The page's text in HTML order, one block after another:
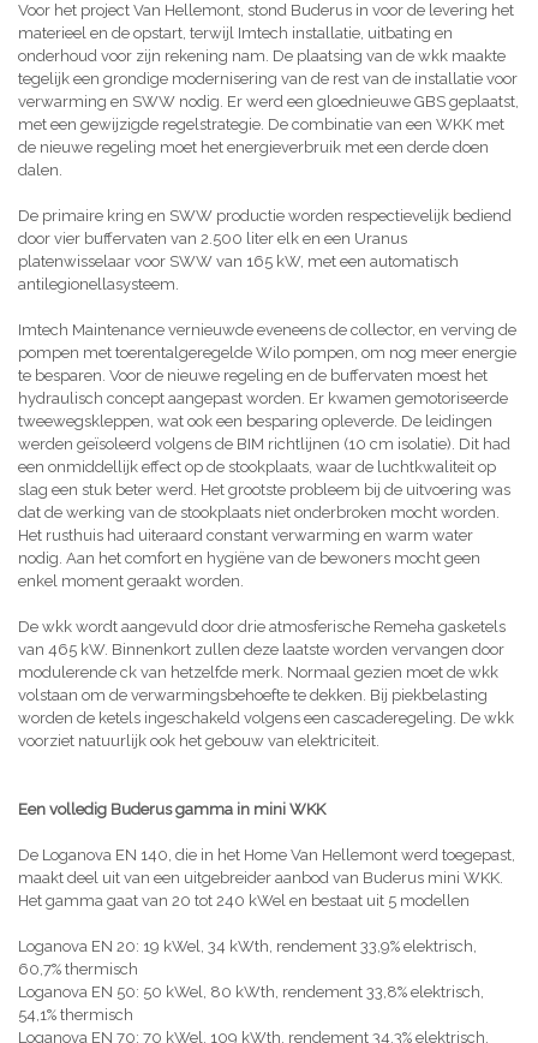
Voor het project Van Hellemont, stond Buderus in voor de levering het
materieel en de opstart, terwijl Imtech installatie, uitbating en
onderhoud voor zijn rekening nam. De plaatsing van de wkk maakte
tegelijk een grondige modernisering van de rest van de installatie voor
verwarming en SWW nodig. Er werd een gloednieuwe GBS geplaatst,
met een gewijzigde regelstrategie. De combinatie van een WKK met
de nieuwe regeling moet het energieverbruik met een derde doen
dalen.
De primaire kring en SWW productie worden respectievelijk bediend
door vier buffervaten van 2.500 liter elk en een Uranus
platenwisselaar voor SWW van 165 kW, met een automatisch
antilegionellasysteem.
Imtech Maintenance vernieuwde eveneens de collector, en verving de
pompen met toerentalgeregelde Wilo pompen, om nog meer energie
te besparen. Voor de nieuwe regeling en de buffervaten moest het
hydraulisch concept aangepast worden. Er kwamen gemotoriseerde
tweewegskleppen, wat ook een besparing opleverde. De leidingen
werden geïsoleerd volgens de BIM richtlijnen (10 cm isolatie). Dit had
een onmiddellijk effect op de stookplaats, waar de luchtkwaliteit op
slag een stuk beter werd. Het grootste probleem bij de uitvoering was
dat de werking van de stookplaats niet onderbroken mocht worden.
Het rusthuis had uiteraard constant verwarming en warm water
nodig. Aan het comfort en hygiëne van de bewoners mocht geen
enkel moment geraakt worden.
De wkk wordt aangevuld door drie atmosferische Remeha gasketels
van 465 kW. Binnenkort zullen deze laatste worden vervangen door
modulerende ck van hetzelfde merk. Normaal gezien moet de wkk
volstaan om de verwarmingsbehoefte te dekken. Bij piekbelasting
worden de ketels ingeschakeld volgens een cascaderegeling. De wkk
voorziet natuurlijk ook het gebouw van elektriciteit.
Een volledig Buderus gamma in mini WKK
De Loganova EN 140, die in het Home Van Hellemont werd toegepast,
maakt deel uit van een uitgebreider aanbod van Buderus mini WKK.
Het gamma gaat van 20 tot 240 kWel en bestaat uit 5 modellen
Loganova EN 20: 19 kWel, 34 kWth, rendement 33,9% elektrisch,
60,7% thermisch
Loganova EN 50: 50 kWel, 80 kWth, rendement 33,8% elektrisch,
54,1% thermisch
Loganova EN 70: 70 kWel, 109 kWth, rendement 34,3% elektrisch,